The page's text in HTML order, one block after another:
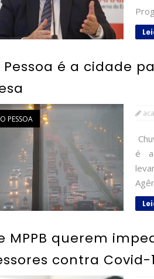
Pessoa é a cidade
PESSOA
é a
e MPPB querem
contra Covid-